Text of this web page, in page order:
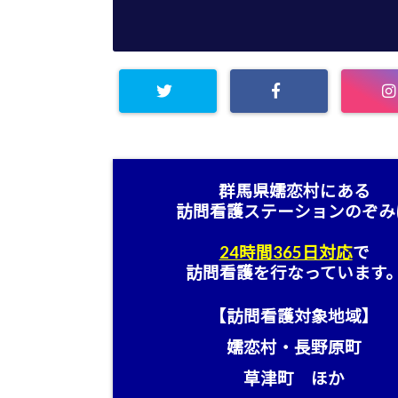
群馬県嬬恋村にある
訪問看護ステーションのぞ
24時間365日対応で
訪問看護を行なっています
【訪問看護対象地域】
嬬恋村・長野原町
草津町 ほか